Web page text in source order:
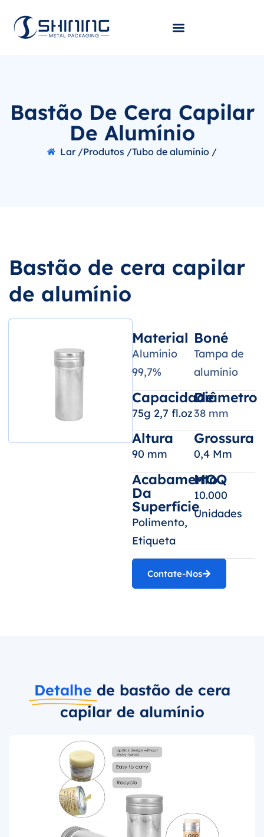
Bastão De Cera Capilar
De Alumínio
Lar /Produtos /Tubo de alumínio /
Bastão de cera capilar
de alumínio
Material
Alumínio
99,7%
Boné
Tampa de
alumínio
Capacidade
75g 2,7 fl.oz
Diâmetro
38 mm
Altura
90 mm
Grossura
0,4 Mm
Acabamento
Da
Superfície
Polimento,
Etiqueta
MOQ
10.000
Unidades
Contate-Nos
Detalhe de bastão de cera
capilar de alumínio